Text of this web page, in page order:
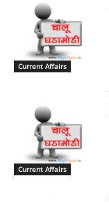
Current Affairs
Current Affairs